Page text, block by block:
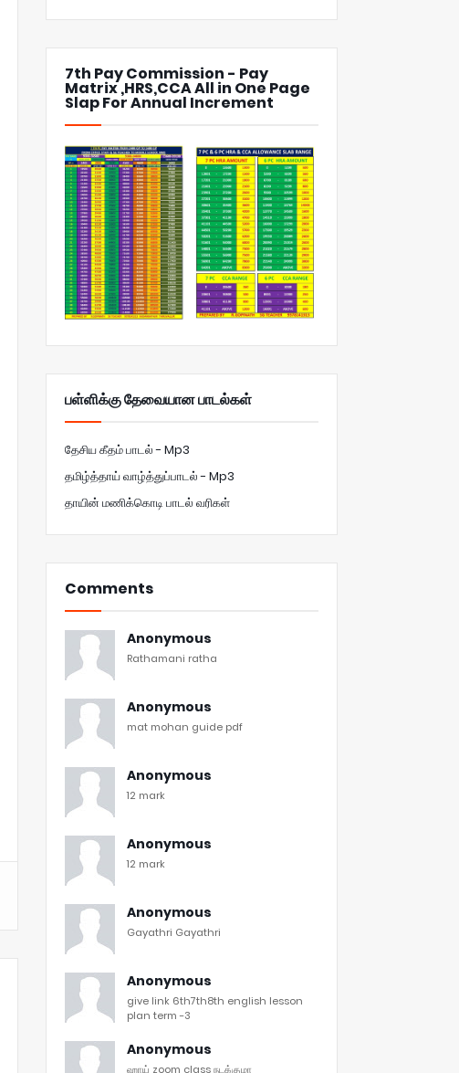
7th Pay Commission - Pay
Matrix ,HRS,CCA All in One Page
Slap For Annual Increment
பள்ளிக்கு தேவையான பாடல்கள்
தேசிய கீதம் பாடல் - Mp3
தமிழ்த்தாய் வாழ்த்துப்பாடல் - Mp3
தாயின் மணிக்கொடி பாடல் வரிகள்
Comments
Anonymous
Rathamani ratha
Anonymous
mat mohan guide pdf
Anonymous
12 mark
Anonymous
12 mark
Anonymous
Gayathri Gayathri
Anonymous
give link 6th7th8th english lesson
plan term -3
Anonymous
ஹாய் zoom class நடக்குமா